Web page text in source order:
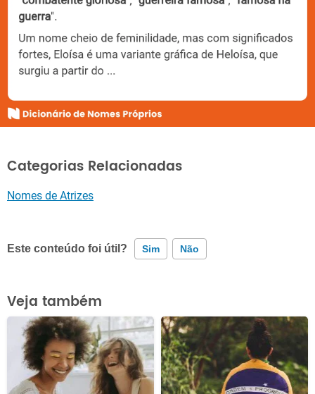
Categorias Relacionadas
Nomes de Atrizes
Este conteúdo foi útil? Sim Não
Este conteúdo contém informação incorreta
Este conteúdo não tem a informação que procuro
Outro
Veja também